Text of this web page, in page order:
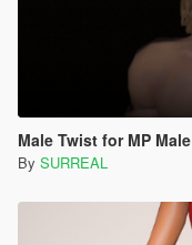
Male Twist for MP Male
By SURREAL